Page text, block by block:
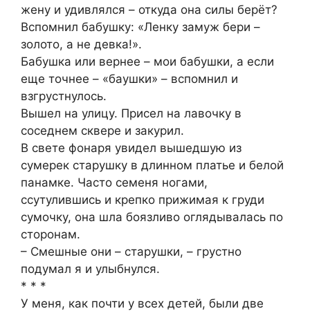
жену и удивлялся – откуда она силы берёт?
Вспомнил бабушку: «Ленку замуж бери –
золото, а не девка!».
Бабушка или вернее – мои бабушки, а если
еще точнее – «баушки» – вспомнил и
взгрустнулось.
Вышел на улицу. Присел на лавочку в
соседнем сквере и закурил.
В свете фонаря увидел вышедшую из
сумерек старушку в длинном платье и белой
панамке. Часто семеня ногами,
ссутулившись и крепко прижимая к груди
сумочку, она шла боязливо оглядывалась по
сторонам.
– Смешные они – старушки, – грустно
подумал я и улыбнулся.
* * *
У меня, как почти у всех детей, были две